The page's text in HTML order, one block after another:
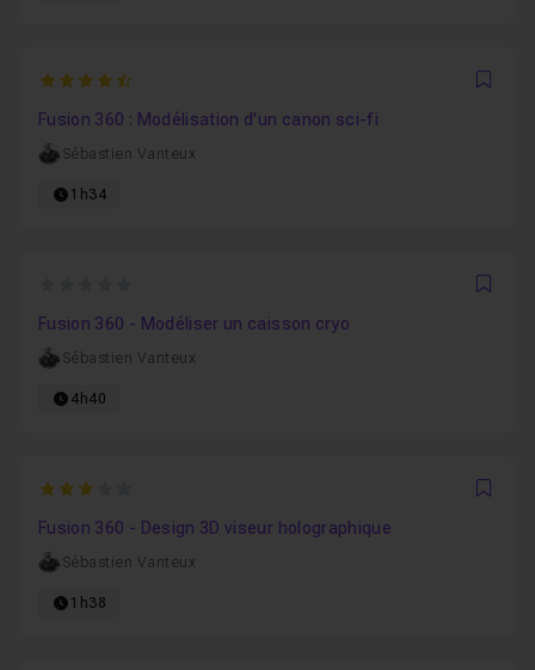
4.5
Fusion 360 : Modélisation d'un canon sci-fi
Sébastien Vanteux
1h34
Fusion 360 - Modéliser un caisson cryo
Sébastien Vanteux
4h40
3
Fusion 360 - Design 3D viseur holographique
Sébastien Vanteux
1h38